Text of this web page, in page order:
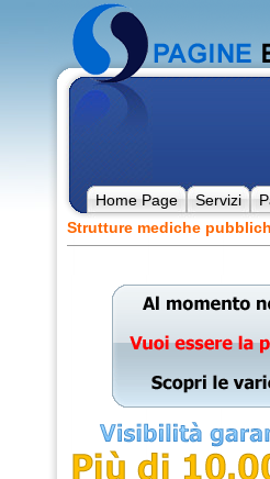
Home Page Servizi
Strutture mediche